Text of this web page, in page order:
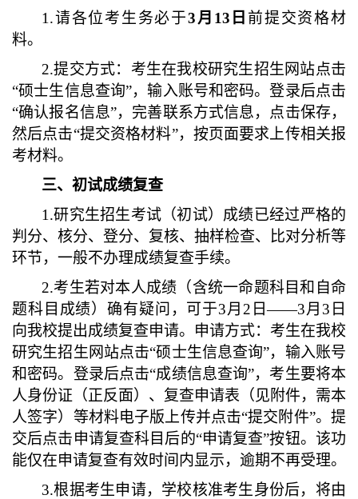
1.请各位考生务必于3月 13 日 前提交资格材
料。
2.提交方式：考生在我校研究生招生网站点击
“硕士生信息查询”，输入账号和密码。登录后点击
“确认报名信息”，完善联系方式信息，点击保存，
然后点击“提交资格材料”，按页面要求上传相关报
考材料。
三、初试成绩复查
1.研究生招生考试 （初试） 成绩已经过严格的
判分、核分、登分、复核、抽样检查、比对分析等
环节，一般不办理成绩复查手续。
2.考生若对本人成绩（含统一命题科目和自命
题科目成绩）确有疑问，可于3月 2日——3月3 日
向我校提出成绩复查申请。 申请方式：考生在我校
研究生招生网站点击“硕士生信息查询”，输入账号
和密码。登录后点击“成绩信息查询”， 考生要将本
人身份证（正反 面）、复查申请表（见附件，需本
人签字）等材料电子版上传并点击“提交附件”。提
交后点击申请复查科目后的“申请复查”按钮。该功
能仅在申请复查有效时间内显示， 逾期不再受理。
3.根据考生申请，学校核准考生身份后，将由